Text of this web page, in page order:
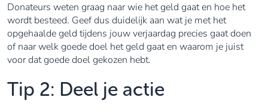
Donateurs weten graag naar wie het geld gaat en hoe het
wordt besteed. Geef dus duidelijk aan wat je met het
opgehaalde geld tijdens jouw verjaardag precies gaat doen
of naar welk goede doel het geld gaat en waarom je juist
voor dat goede doel gekozen hebt.
Tip 2: Deel je actie